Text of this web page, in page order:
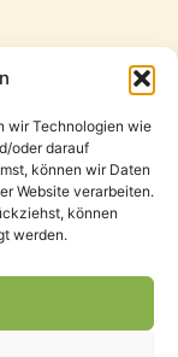
wir Technologien wie
oder darauf
können wir Daten
Website verarbeiten.
können
werden.